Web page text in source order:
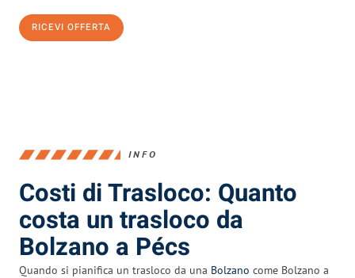
RICEVI OFFERTA
INFO
Costi di Trasloco: Quanto
costa un trasloco da
Bolzano a Pécs
Quando si pianifica un trasloco da una Bolzano come Bolzano a